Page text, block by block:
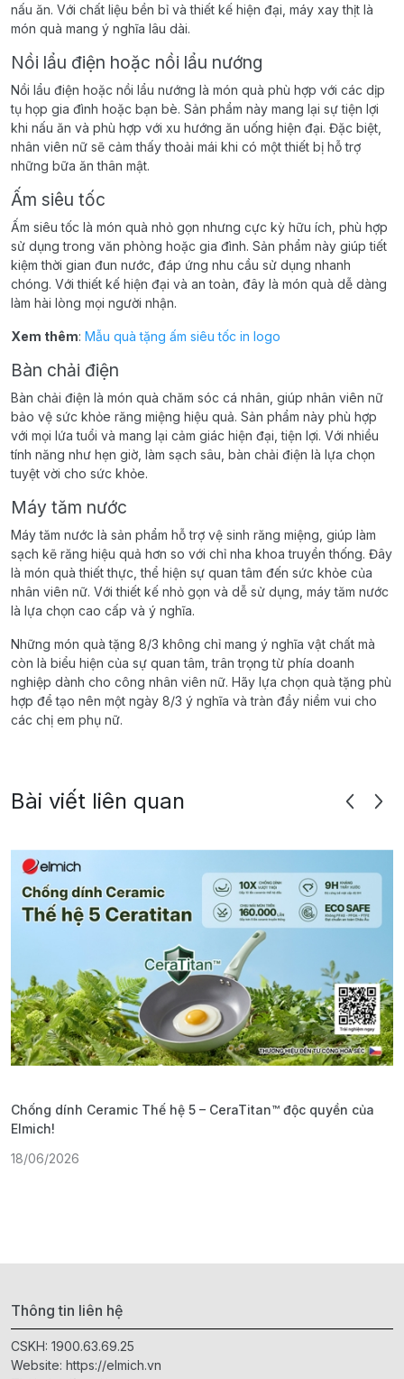
nấu ăn. Với chất liệu bền bỉ và thiết kế hiện đại, máy xay thịt là
món quà mang ý nghĩa lâu dài.
Nồi lẩu điện hoặc nồi lẩu nướng
Nồi lẩu điện hoặc nồi lẩu nướng là món quà phù hợp với các dịp
tụ họp gia đình hoặc bạn bè. Sản phẩm này mang lại sự tiện lợi
khi nấu ăn và phù hợp với xu hướng ăn uống hiện đại. Đặc biệt,
nhân viên nữ sẽ cảm thấy thoải mái khi có một thiết bị hỗ trợ
những bữa ăn thân mật.
Ấm siêu tốc
Ấm siêu tốc là món quà nhỏ gọn nhưng cực kỳ hữu ích, phù hợp
sử dụng trong văn phòng hoặc gia đình. Sản phẩm này giúp tiết
kiệm thời gian đun nước, đáp ứng nhu cầu sử dụng nhanh
chóng. Với thiết kế hiện đại và an toàn, đây là món quà dễ dàng
làm hài lòng mọi người nhận.
Xem thêm: Mẫu quà tặng ấm siêu tốc in logo
Bàn chải điện
Bàn chải điện là món quà chăm sóc cá nhân, giúp nhân viên nữ
bảo vệ sức khỏe răng miệng hiệu quả. Sản phẩm này phù hợp
với mọi lứa tuổi và mang lại cảm giác hiện đại, tiện lợi. Với nhiều
tính năng như hẹn giờ, làm sạch sâu, bàn chải điện là lựa chọn
tuyệt vời cho sức khỏe.
Máy tăm nước
Máy tăm nước là sản phẩm hỗ trợ vệ sinh răng miệng, giúp làm
sạch kẽ răng hiệu quả hơn so với chỉ nha khoa truyền thống. Đây
là món quà thiết thực, thể hiện sự quan tâm đến sức khỏe của
nhân viên nữ. Với thiết kế nhỏ gọn và dễ sử dụng, máy tăm nước
là lựa chọn cao cấp và ý nghĩa.
Những món quà tặng 8/3 không chỉ mang ý nghĩa vật chất mà
còn là biểu hiện của sự quan tâm, trân trọng từ phía doanh
nghiệp dành cho công nhân viên nữ. Hãy lựa chọn quà tặng phù
hợp để tạo nên một ngày 8/3 ý nghĩa và tràn đầy niềm vui cho
các chị em phụ nữ.
Bài viết liên quan
Chống dính Ceramic Thế hệ 5 – CeraTitan™ độc quyền của
Elmich!
18/06/2026
Thông tin liên hệ
CSKH: 1900.63.69.25
Website: https://elmich.vn